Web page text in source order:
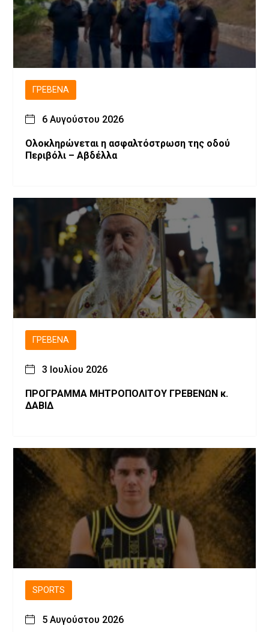
ΓΡΕΒΕΝΆ
6 Αυγούστου 2026
Ολοκληρώνεται η ασφαλτόστρωση της οδού
Περιβόλι – Αβδέλλα
ΓΡΕΒΕΝΆ
3 Ιουλίου 2026
ΠΡΟΓΡΑΜΜΑ ΜΗΤΡΟΠΟΛΙΤΟΥ ΓΡΕΒΕΝΩΝ κ.
ΔΑΒΙΔ
SPORTS
5 Αυγούστου 2026